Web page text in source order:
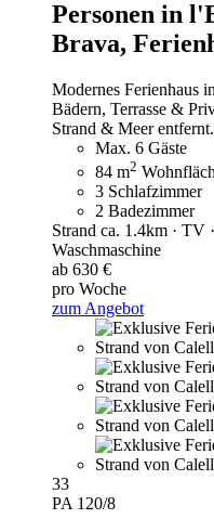
Personen in
Brava,
Modernes Ferienhaus
Bädern, Terrasse &
Strand & Meer entfernt.
Max. 6 Gäste
84 m2
3 Schlafzimmer
2 Badezimmer
Strand ca. 1.4km · TV
Waschmaschine
ab 630 €
pro Woche
zum Angebot
33
PA 120/8